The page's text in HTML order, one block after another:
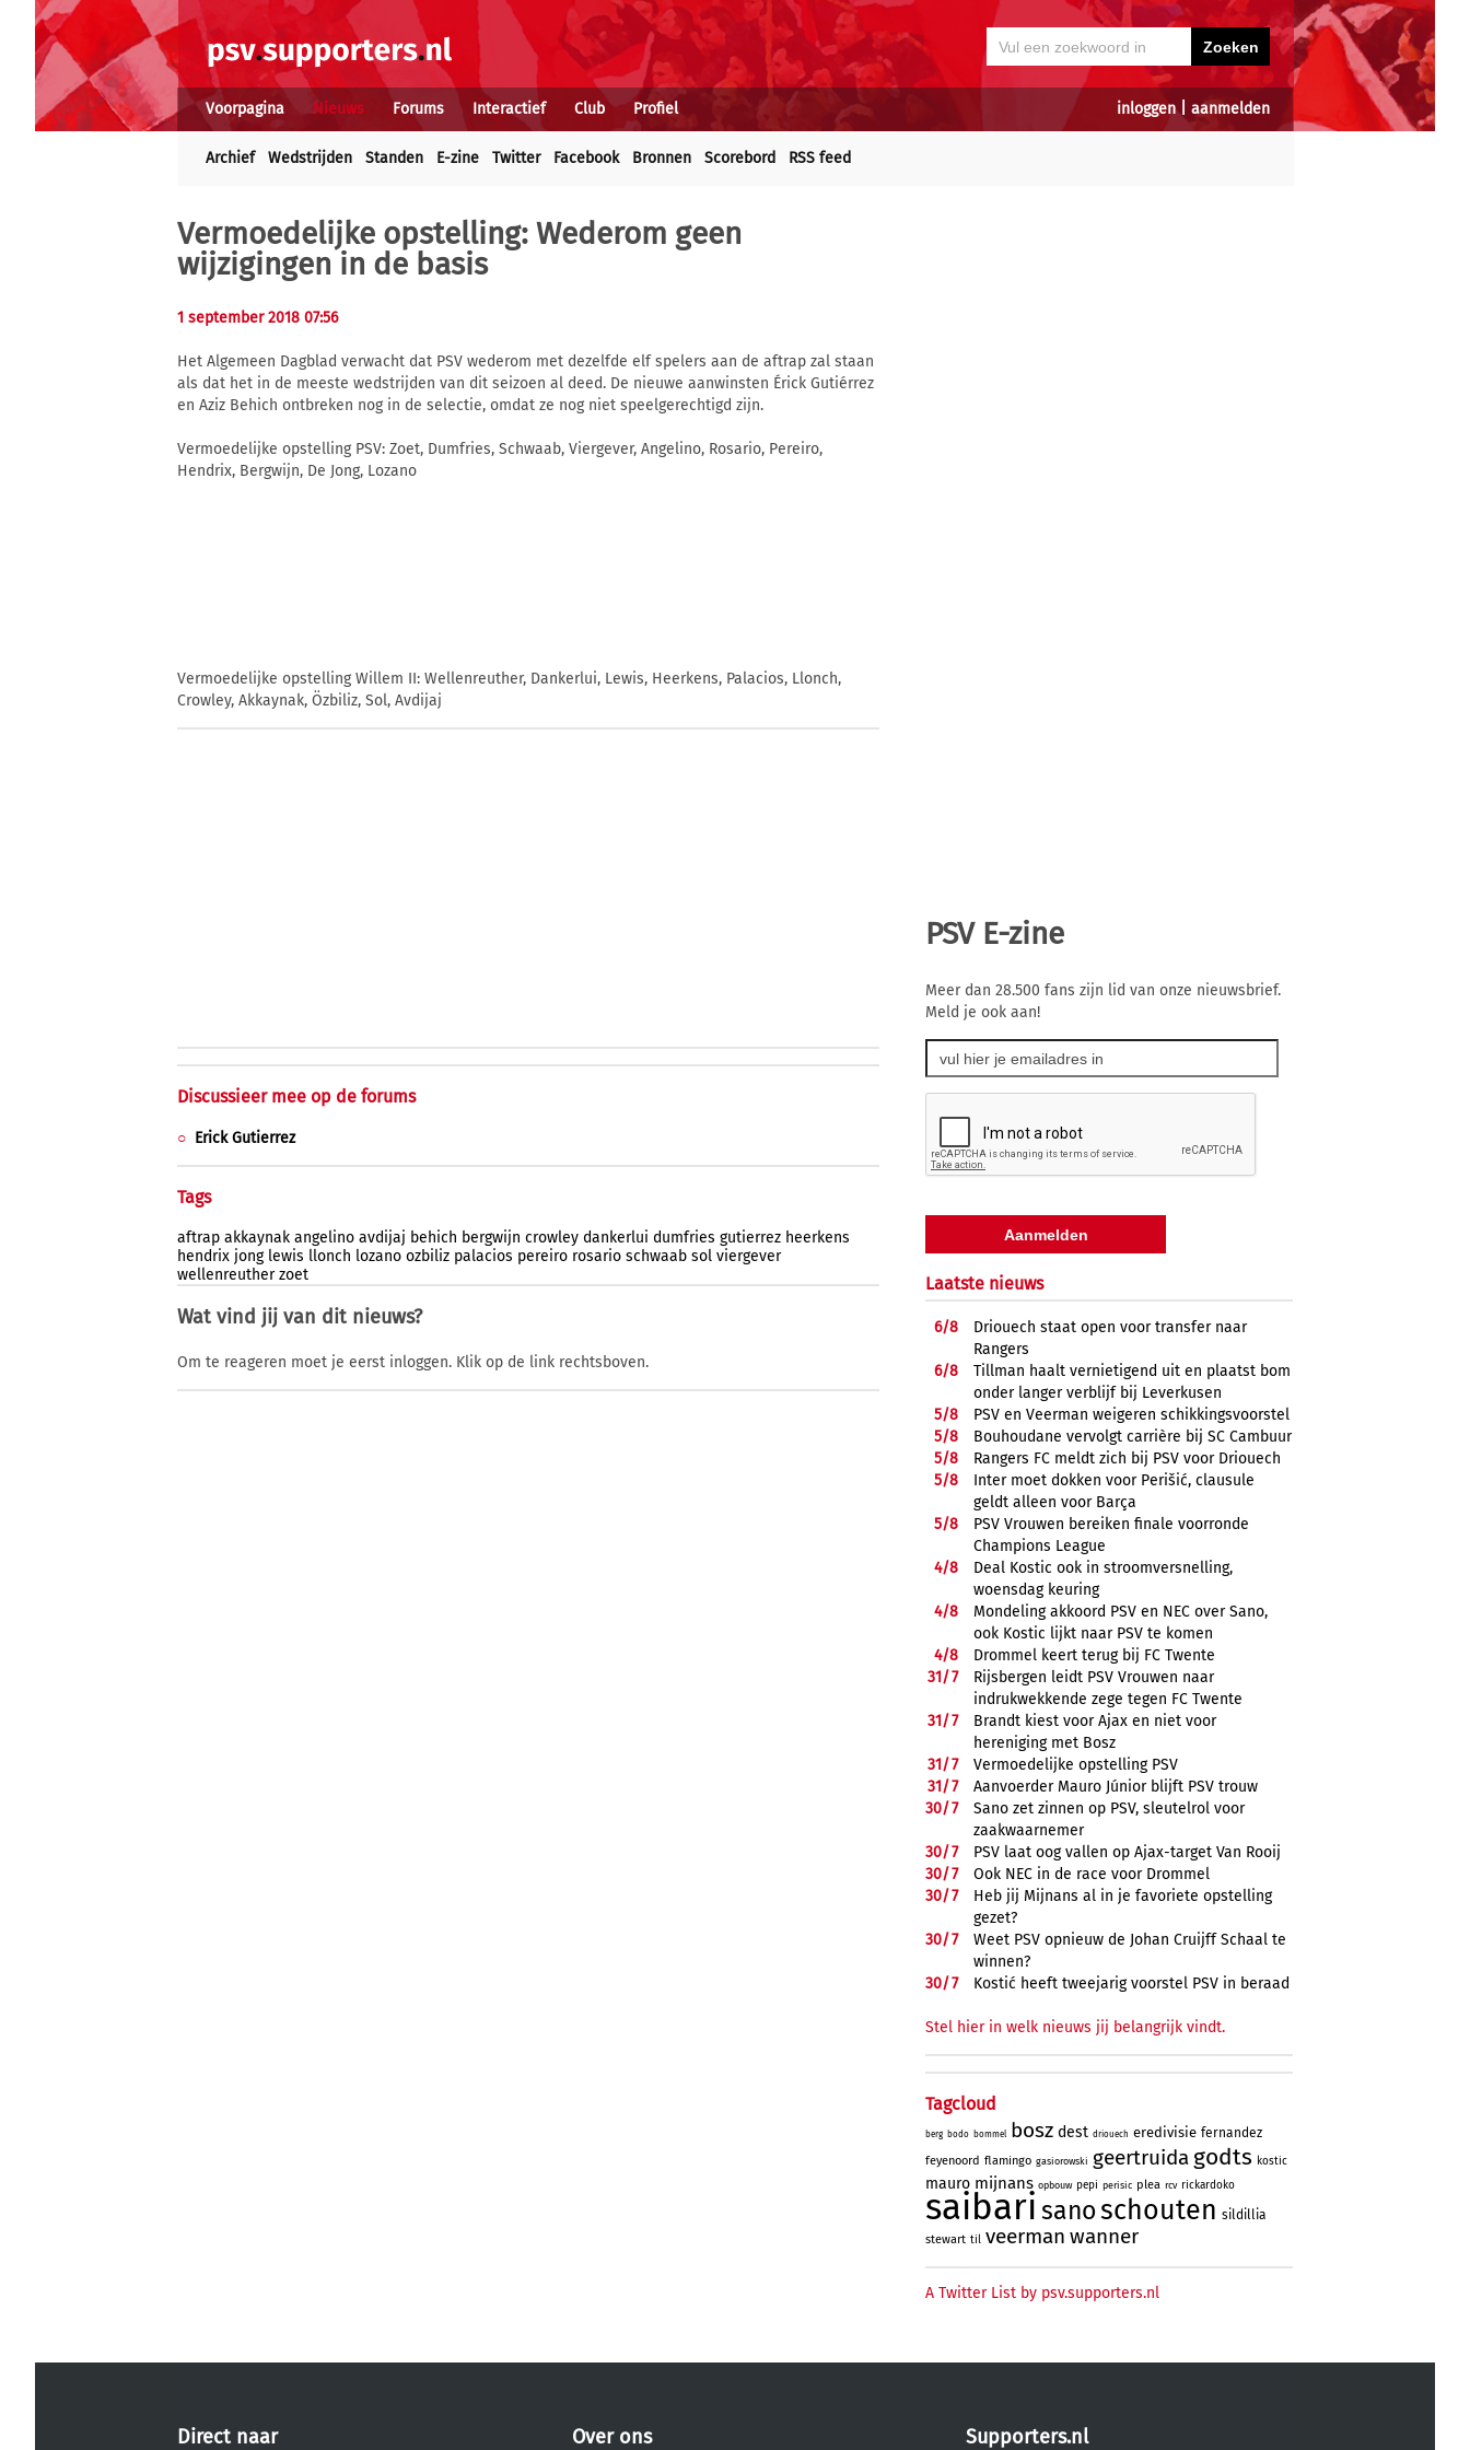
inloggen| aanmelden
Voorpagina Nieuws Forums Interactief Club Profiel
Archief Wedstrijden Standen E-zine Twitter Facebook Bronnen Scorebord RSS feed
Vermoedelijke opstelling: Wederom geen
wijzigingen in de basis
1 september 2018 07:56
Het Algemeen Dagblad verwacht dat PSV wederom met dezelfde elf spelers aan de aftrap zal staan
als dat het in de meeste wedstrijden van dit seizoen al deed. De nieuwe aanwinsten Érick Gutiérrez
en Aziz Behich ontbreken nog in de selectie, omdat ze nog niet speelgerechtigd zijn.
Vermoedelijke opstelling PSV: Zoet, Dumfries, Schwaab, Viergever, Angelino, Rosario, Pereiro,
Hendrix, Bergwijn, De Jong, Lozano
Vermoedelijke opstelling Willem II: Wellenreuther, Dankerlui, Lewis, Heerkens, Palacios, Llonch,
Crowley, Akkaynak, Özbiliz, Sol, Avdijaj
Discussieer mee op de forums
Erick Gutierrez
Tags
aftrap akkaynak angelino avdijaj behich bergwijn crowley dankerlui dumfries gutierrez heerkens
hendrix jong lewis llonch lozano ozbiliz palacios pereiro rosario schwaab sol viergever
wellenreuther zoet
Wat vind jij van dit nieuws?
Om te reageren moet je eerst inloggen. Klik op de link rechtsboven.
PSV E-zine
Meer dan 28.500 fans zijn lid van onze nieuwsbrief.
Meld je ook aan!
Laatste nieuws
6/8
Driouech staat open voor transfer naar
Rangers
6/8
Tillman haalt vernietigend uit en plaatst bom
onder langer verblijf bij Leverkusen
5/8
PSV en Veerman weigeren schikkingsvoorstel
5/8
Bouhoudane vervolgt carrière bij SC Cambuur
5/8
Rangers FC meldt zich bij PSV voor Driouech
5/8
Inter moet dokken voor Perišić, clausule
geldt alleen voor Barça
5/8
PSV Vrouwen bereiken finale voorronde
Champions League
4/8
Deal Kostic ook in stroomversnelling,
woensdag keuring
4/8
Mondeling akkoord PSV en NEC over Sano,
ook Kostic lijkt naar PSV te komen
4/8
Drommel keert terug bij FC Twente
31/7
Rijsbergen leidt PSV Vrouwen naar
indrukwekkende zege tegen FC Twente
31/7
Brandt kiest voor Ajax en niet voor
hereniging met Bosz
31/7
Vermoedelijke opstelling PSV
31/7
Aanvoerder Mauro Júnior blijft PSV trouw
30/7
Sano zet zinnen op PSV, sleutelrol voor
zaakwaarnemer
30/7
PSV laat oog vallen op Ajax-target Van Rooij
30/7
Ook NEC in de race voor Drommel
30/7
Heb jij Mijnans al in je favoriete opstelling
gezet?
30/7
Weet PSV opnieuw de Johan Cruijff Schaal te
winnen?
30/7 Kostić heeft tweejarig voorstel PSV in beraad
Stel hier in welk nieuws jij belangrijk vindt.
Tagcloud
berg bodo bommel bosz dest driouech eredivisie fernandez
feyenoord flamingo gasiorowski geertruida godts kostic
mauro mijnans opbouw pepi perisic plea rcv rickardoko
saibari sanoschouten sildillia
stewart til veerman wanner
A Twitter List by psv.supporters.nl
Direct naar Over ons Supporters.nl